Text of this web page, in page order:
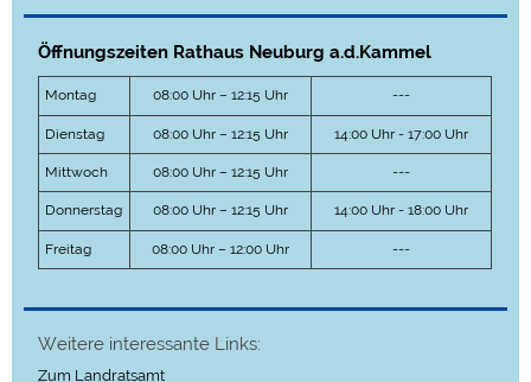
Öffnungszeiten Rathaus Neuburg a.d.Kammel
Montag 08:00 Uhr – 12:15 Uhr ---
Dienstag 08:00 Uhr – 12:15 Uhr 14:00 Uhr - 17:00 Uhr
Mittwoch 08:00 Uhr – 12:15 Uhr ---
Donnerstag 08:00 Uhr – 12:15 Uhr 14:00 Uhr - 18:00 Uhr
Freitag 08:00 Uhr – 12:00 Uhr ---
Weitere interessante Links:
Zum Landratsamt